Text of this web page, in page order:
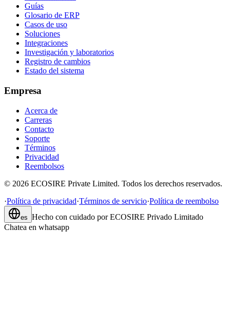
Guías
Glosario de ERP
Casos de uso
Soluciones
Integraciones
Investigación y laboratorios
Registro de cambios
Estado del sistema
Empresa
Acerca de
Carreras
Contacto
Soporte
Términos
Privacidad
Reembolsos
© 2026 ECOSIRE Private Limited. Todos los derechos reservados.
·Política de privacidad·Términos de servicio·Política de reembolso
es Hecho con cuidado por ECOSIRE Privado Limitado
Chatea en whatsapp